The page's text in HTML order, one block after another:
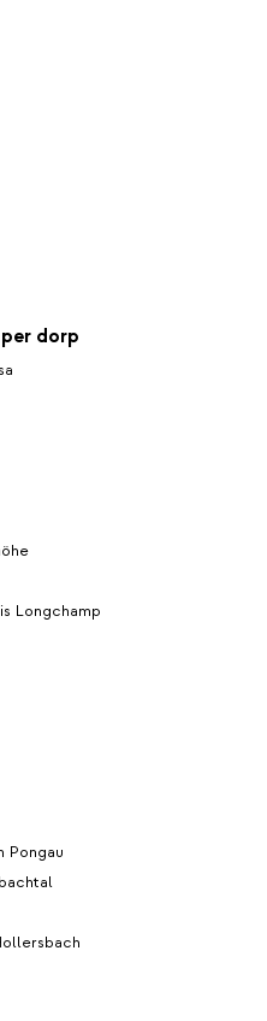
dorp
Longchamp
Pongau